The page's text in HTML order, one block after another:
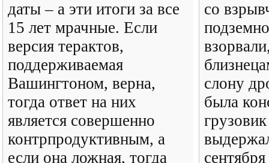
даты – а эти итоги за все
15 лет мрачные. Если
версия терактов,
поддерживаемая
Вашингтоном, верна,
тогда ответ на них
является совершенно
контрпродуктивным, а
если она ложная, тогда
со
слону
была